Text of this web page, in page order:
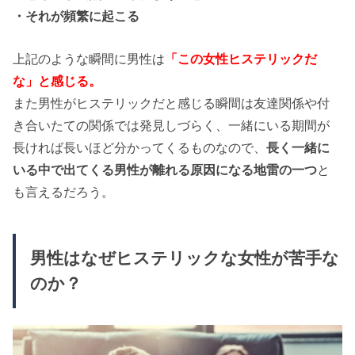
・それが頻繁に起こる
上記のような瞬間に男性は 「この女性ヒステリックだ
な」と感じる。
また男性がヒステリックだと感じる瞬間は友達関係や付
き合いたての関係では発見しづらく、一緒にいる期間が
長ければ長いほど分かってくるものなので、長く一緒に
いる中で出てくる男性が離れる原因になる地雷の一つと
も言えるだろう。
男性はなぜヒステリックな女性が苦手な
のか？